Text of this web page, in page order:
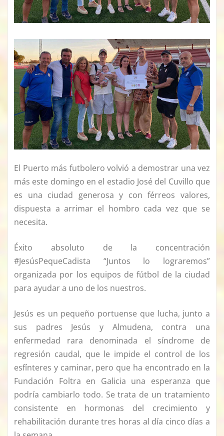
El Puerto más futbolero volvió a demostrar una vez
más este domingo en el estadio José del Cuvillo que
es una ciudad generosa y con férreos valores,
dispuesta a arrimar el hombro cada vez que se
necesita.
Éxito absoluto de la concentración
#JesúsPequeCadista “Juntos lo lograremos”
organizada por los equipos de fútbol de la ciudad
para ayudar a uno de los nuestros.
Jesús es un pequeño portuense que lucha, junto a
sus padres Jesús y Almudena, contra una
enfermedad rara denominada el síndrome de
regresión caudal, que le impide el control de los
esfínteres y caminar, pero que ha encontrado en la
Fundación Foltra en Galicia una esperanza que
podría cambiarlo todo. Se trata de un tratamiento
consistente en hormonas del crecimiento y
rehabilitación durante tres horas al día cinco días a